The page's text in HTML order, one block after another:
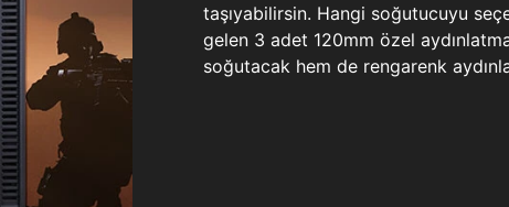
taşıyabilirsin. Hangi soğutucuyu
gelen 3 adet 120mm özel
soğutacak hem de rengarenk